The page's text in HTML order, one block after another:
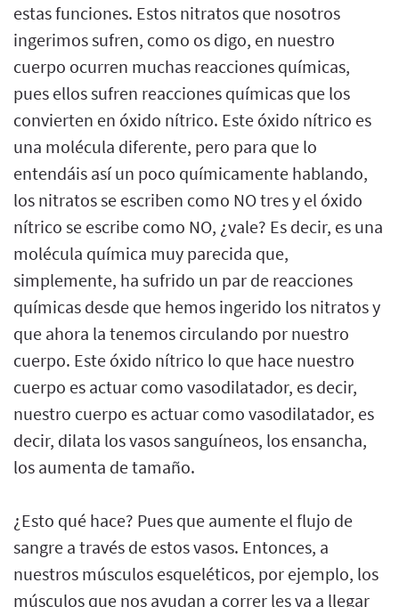
estas funciones. Estos nitratos que nosotros
ingerimos sufren, como os digo, en nuestro
cuerpo ocurren muchas reacciones químicas,
pues ellos sufren reacciones químicas que los
convierten en óxido nítrico. Este óxido nítrico es
una molécula diferente, pero para que lo
entendáis así un poco químicamente hablando,
los nitratos se escriben como NO tres y el óxido
nítrico se escribe como NO, ¿vale? Es decir, es una
molécula química muy parecida que,
simplemente, ha sufrido un par de reacciones
químicas desde que hemos ingerido los nitratos y
que ahora la tenemos circulando por nuestro
cuerpo. Este óxido nítrico lo que hace nuestro
cuerpo es actuar como vasodilatador, es decir,
nuestro cuerpo es actuar como vasodilatador, es
decir, dilata los vasos sanguíneos, los ensancha,
los aumenta de tamaño.
¿Esto qué hace? Pues que aumente el flujo de
sangre a través de estos vasos. Entonces, a
nuestros músculos esqueléticos, por ejemplo, los
músculos que nos ayudan a correr les va a llegar